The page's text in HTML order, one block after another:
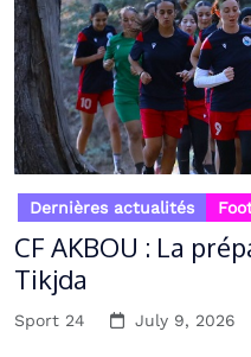
Dernières actualités
CF AKBOU : La
Tikjda
Sport 24 July 9, 2026